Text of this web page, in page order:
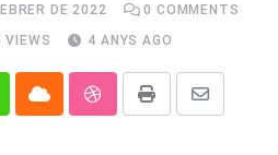
DE 2022 0 COMMENTS
VIEWS 4 ANYS AGO
Cloud StumbleUpon
Print
Share